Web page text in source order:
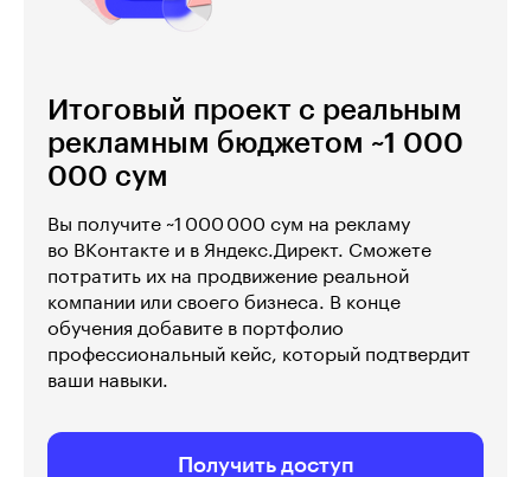
Итоговый проект с реальным
рекламным бюджетом ~1 000
000 сум
Вы получите ~1 000 000 сум на рекламу
во ВКонтакте и в Яндекс.Директ. Сможете
потратить их на продвижение реальной
компании или своего бизнеса. В конце
обучения добавите в портфолио
профессиональный кейс, который подтвердит
ваши навыки.
Получить доступ